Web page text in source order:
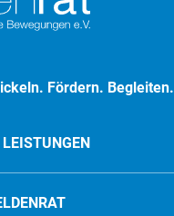
Fördern. Begleiten.
LEISTUNGEN